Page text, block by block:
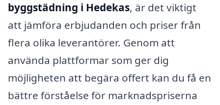
byggstädning i Hedekas, är det viktigt
att jämföra erbjudanden och priser från
flera olika leverantörer. Genom att
använda plattformar som ger dig
möjligheten att begära offert kan du få en
bättre förståelse för marknadspriserna